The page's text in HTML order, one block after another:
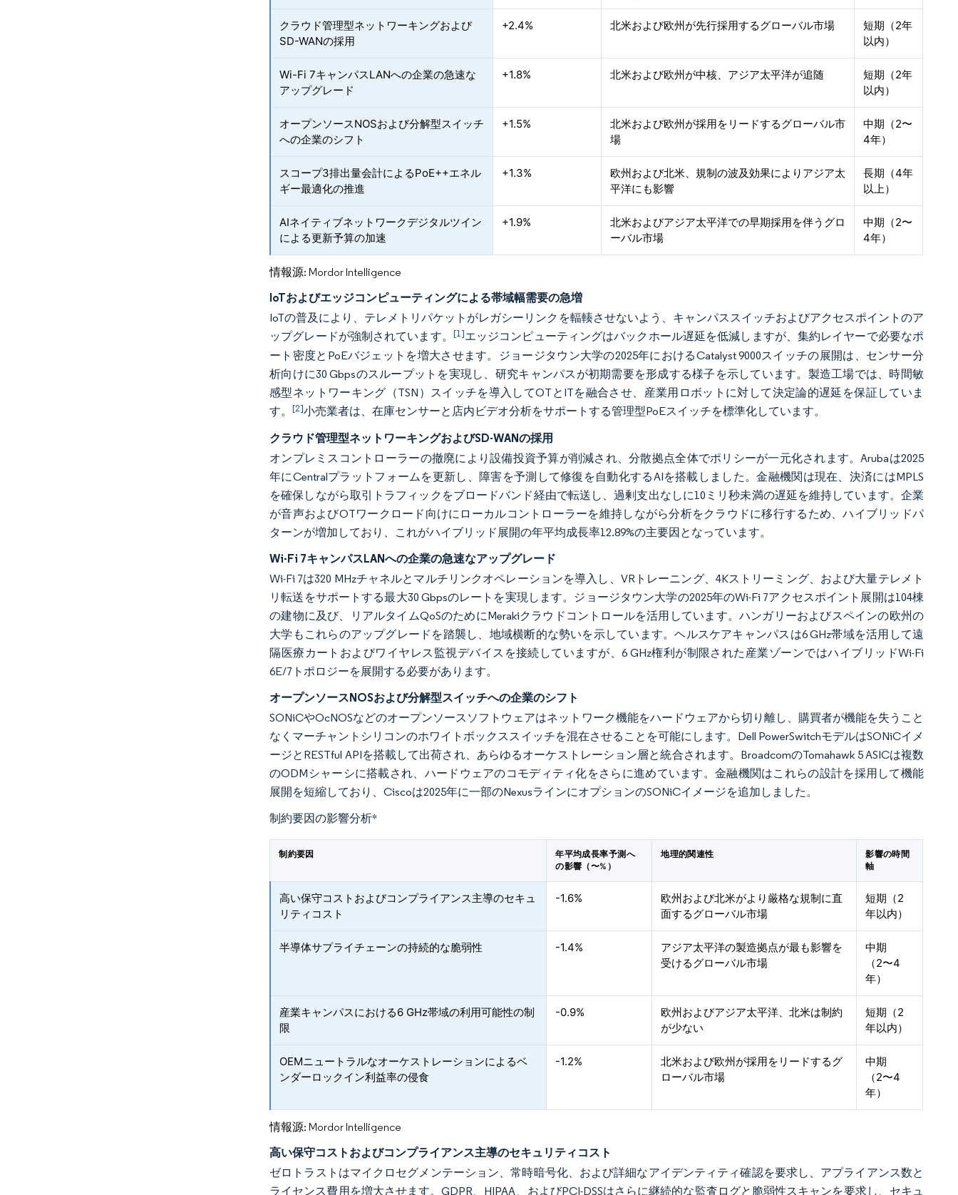
クラウド管理型ネットワーキングおよび
SD-WANの採用
+2.4% 北米および欧州が先行採用するグローバル市場
短期（2年
以内）
Wi-Fi 7キャンパスLANへの企業の急速な
アップグレード
+1.8% 北米および欧州が中核、アジア太平洋が追随
短期（2年
以内）
オープンソースNOSおよび分解型スイッチ
への企業のシフト
+1.5%
北米および欧州が採用をリードするグローバル市
場
中期（2〜
4年）
スコープ3排出量会計によるPoE++エネル
ギー最適化の推進
+1.3%
欧州および北米、規制の波及効果によりアジア太
平洋にも影響
長期（4年
以上）
AIネイティブネットワークデジタルツイン
による更新予算の加速
+1.9%
北米およびアジア太平洋での早期採用を伴うグロ
ーバル市場
中期（2〜
4年）
情報源: Mordor Intelligence
IoTおよびエッジコンピューティングによる帯域幅需要の急増
IoTの普及により、テレメトリパケットがレガシーリンクを輻輳させないよう、キャンパススイッチおよびアクセスポイントのア
ップグレードが強制されています。 [1]エッジコンピューティングはバックホール遅延を低減しますが、集約レイヤーで必要なポ
ート密度とPoEバジェットを増大させます。ジョージタウン大学の2025年におけるCatalyst 9000スイッチの展開は、センサー分
析向けに30 Gbpsのスループットを実現し、研究キャンパスが初期需要を形成する様子を示しています。製造工場では、時間敏
感型ネットワーキング（TSN）スイッチを導入してOTとITを融合させ、産業用ロボットに対して決定論的遅延を保証していま
す。[2]小売業者は、在庫センサーと店内ビデオ分析をサポートする管理型PoEスイッチを標準化しています。
クラウド管理型ネットワーキングおよびSD-WANの採用
オンプレミスコントローラーの撤廃により設備投資予算が削減され、分散拠点全体でポリシーが一元化されます。Arubaは2025
年にCentralプラットフォームを更新し、障害を予測して修復を自動化するAIを搭載しました。金融機関は現在、決済にはMPLS
を確保しながら取引トラフィックをブロードバンド経由で転送し、過剰支出なしに10ミリ秒未満の遅延を維持しています。企業
が音声およびOTワークロード向けにローカルコントローラーを維持しながら分析をクラウドに移行するため、ハイブリッドパ
ターンが増加しており、これがハイブリッド展開の年平均成長率12.89%の主要因となっています。
Wi-Fi 7キャンパスLANへの企業の急速なアップグレード
Wi-Fi 7は320 MHzチャネルとマルチリンクオペレーションを導入し、VRトレーニング、4Kストリーミング、および大量テレメト
リ転送をサポートする最大30 Gbpsのレートを実現します。ジョージタウン大学の2025年のWi-Fi 7アクセスポイント展開は104棟
の建物に及び、リアルタイムQoSのためにMerakiクラウドコントロールを活用しています。ハンガリーおよびスペインの欧州の
大学もこれらのアップグレードを踏襲し、地域横断的な勢いを示しています。ヘルスケアキャンパスは6 GHz帯域を活用して遠
隔医療カートおよびワイヤレス監視デバイスを接続していますが、6 GHz権利が制限された産業ゾーンではハイブリッドWi-Fi
6E/7トポロジーを展開する必要があります。
オープンソースNOSおよび分解型スイッチへの企業のシフト
SONiCやOcNOSなどのオープンソースソフトウェアはネットワーク機能をハードウェアから切り離し、購買者が機能を失うこと
なくマーチャントシリコンのホワイトボックススイッチを混在させることを可能にします。Dell PowerSwitchモデルはSONiCイメ
ージとRESTful APIを搭載して出荷され、あらゆるオーケストレーション層と統合されます。BroadcomのTomahawk 5 ASICは複数
のODMシャーシに搭載され、ハードウェアのコモディティ化をさらに進めています。金融機関はこれらの設計を採用して機能
展開を短縮しており、Ciscoは2025年に一部のNexusラインにオプションのSONiCイメージを追加しました。
制約要因の影響分析*
制約要因
年平均成長率予測へ
の影響（〜%）
地理的関連性
影響の時間
軸
高い保守コストおよびコンプライアンス主導のセキュ
リティコスト
-1.6%
欧州および北米がより厳格な規制に直
面するグローバル市場
短期（2
年以内）
半導体サプライチェーンの持続的な脆弱性 -1.4%
アジア太平洋の製造拠点が最も影響を
受けるグローバル市場
中期
（2〜4
年）
産業キャンパスにおける6 GHz帯域の利用可能性の制
限
-0.9%
欧州およびアジア太平洋、北米は制約
が少ない
短期（2
年以内）
OEMニュートラルなオーケストレーションによるベ
ンダーロックイン利益率の侵食
-1.2%
北米および欧州が採用をリードするグ
ローバル市場
中期
（2〜4
年）
情報源: Mordor Intelligence
高い保守コストおよびコンプライアンス主導のセキュリティコスト
ゼロトラストはマイクロセグメンテーション、常時暗号化、および詳細なアイデンティティ確認を要求し、アプライアンス数と
ライセンス費用を増大させます。GDPR、HIPAA、およびPCI-DSSはさらに継続的な監査ログと脆弱性スキャンを要求し、セキュ